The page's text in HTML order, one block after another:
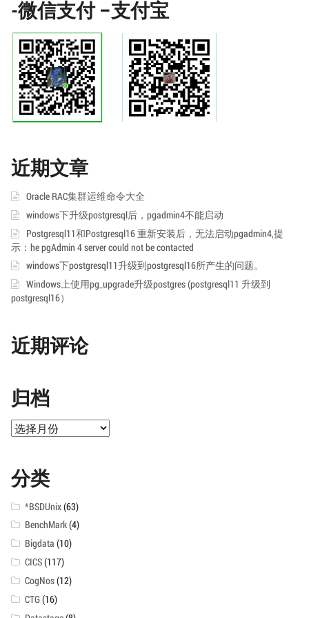
-微信支付 –支付宝
近期文章
Oracle RAC集群运维命令大全
windows下升级postgresql后，pgadmin4不能启动
Postgresql11和Postgresql16 重新安装后，无法启动pgadmin4,提
示：he pgAdmin 4 server could not be contacted
windows下postgresql11升级到postgresql16所产生的问题。
Windows上使用pg_upgrade升级postgres (postgresql11 升级到
postgresql16）
近期评论
归档
归
分类
*BSDUnix(63)
BenchMark(4)
Bigdata (10)
CICS(117)
CogNos(12)
CTG(16)